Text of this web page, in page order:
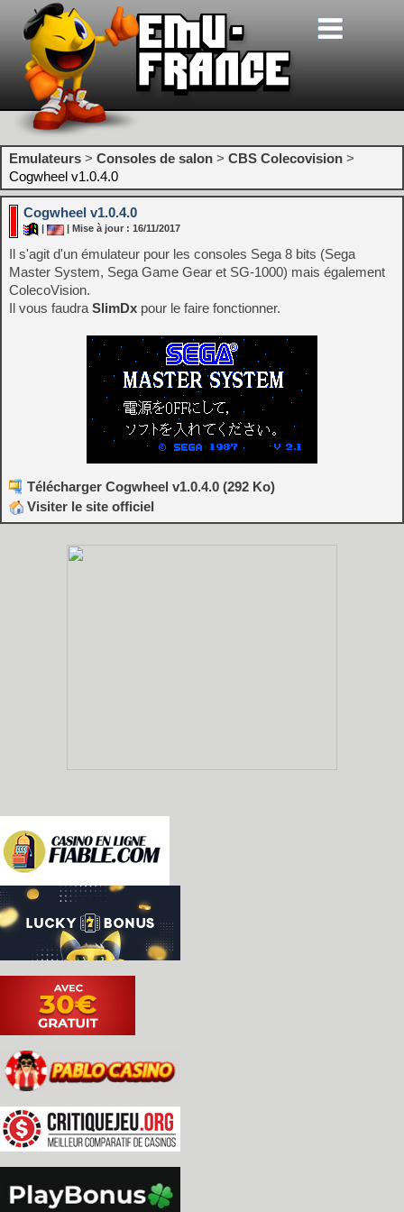
Emulateurs > Consoles de salon > CBS Colecovision >
Cogwheel v1.0.4.0
Cogwheel v1.0.4.0
| Mise à jour : 16/11/2017
Il s'agit d'un émulateur pour les consoles Sega 8 bits (Sega
Master System, Sega Game Gear et SG-1000) mais également
ColecoVision.
Il vous faudra SlimDx pour le faire fonctionner.
Télécharger Cogwheel v1.0.4.0 (292 Ko)
Visiter le site officiel